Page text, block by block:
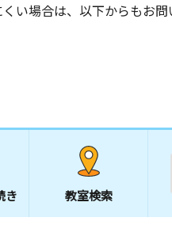
い場合は、以下からもお問
き 教室検索